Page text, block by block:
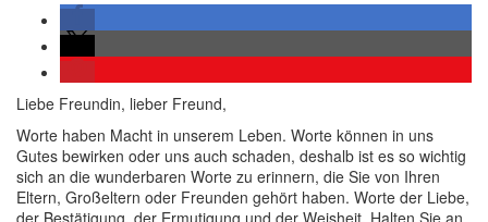
Liebe Freundin, lieber Freund,
Worte haben Macht in unserem Leben. Worte können in uns
Gutes bewirken oder uns auch schaden, deshalb ist es so wichtig
sich an die wunderbaren Worte zu erinnern, die Sie von Ihren
Eltern, Großeltern oder Freunden gehört haben. Worte der Liebe,
der Bestätigung, der Ermutigung und der Weisheit. Halten Sie an